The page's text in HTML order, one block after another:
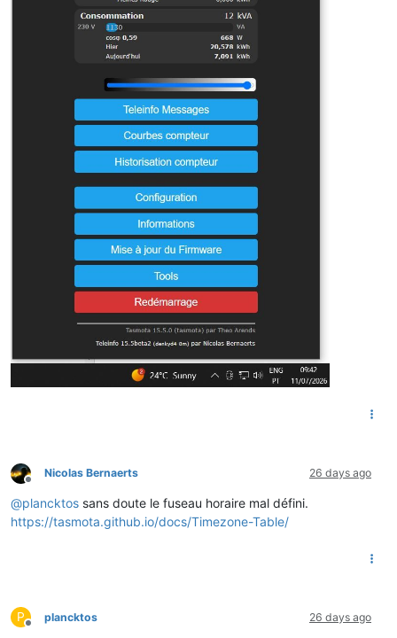
Offline
Nicolas Bernaerts 26 days ago
@plancktos sans doute le fuseau horaire mal défini.
https://tasmota.github.io/docs/Timezone-Table/
P
Offline
plancktos 26 days ago